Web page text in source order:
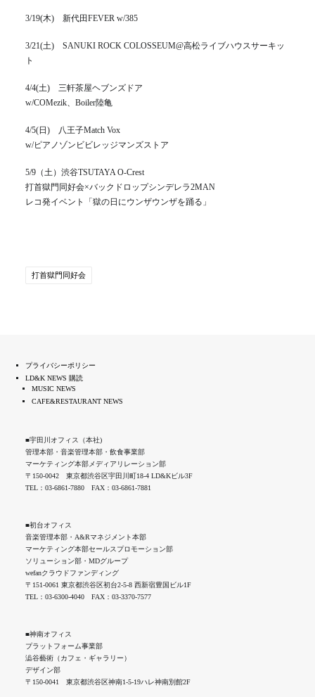
3/19(木) 新代田FEVER w/385
3/21(土) SANUKI ROCK COLOSSEUM@高松ライブハウスサーキッ
ト
4/4(土) 三軒茶屋ヘブンズドア
w/COMezik、Boiler陸亀
4/5(日) 八王子Match Vox
w/ピアノゾンビビレッジマンズストア
5/9（土）渋谷TSUTAYA O-Crest
打首獄門同好会×バックドロップシンデレラ2MAN
レコ発イベント「獄の日にウンザウンザを踊る」
打首獄門同好会
プライバシーポリシー
LD&K NEWS 購読
MUSIC NEWS
CAFE&RESTAURANT NEWS
■宇田川オフィス（本社)
管理本部・音楽管理本部・飲食事業部
マーケティング本部メディアリレーション部
〒150-0042 東京都渋谷区宇田川町18-4 LD&Kビル3F
TEL：03-6861-7880 FAX：03-6861-7881
■初台オフィス
音楽管理本部・A&Rマネジメント本部
マーケティング本部セールスプロモーション部
ソリューション部・MDグループ
wefanクラウドファンディング
〒151-0061 東京都渋谷区初台2-5-8 西新宿豊国ビル1F
TEL：03-6300-4040 FAX：03-3370-7577
■神南オフィス
プラットフォーム事業部
澁谷藝術（カフェ・ギャラリー）
デザイン部
〒150-0041 東京都渋谷区神南1-5-19ハレ神南別館2F